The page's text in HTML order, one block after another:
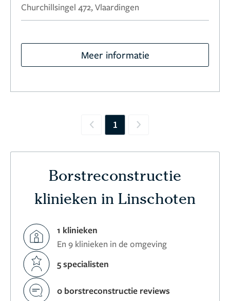
Churchillsingel 472, Vlaardingen
Meer informatie
Previous
1 Next
Borstreconstructie
klinieken in Linschoten
1 klinieken
En 9 klinieken in de omgeving
5 specialisten
0 borstreconstructie reviews